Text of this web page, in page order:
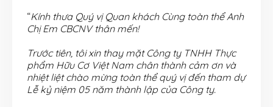
“Kính thưa Quý vị Quan khách Cùng toàn thể Anh
Chị Em CBCNV thân mến!
Trước tiên, tôi xin thay mặt Công ty TNHH Thực
phẩm Hữu Cơ Việt Nam chân thành cảm ơn và
nhiệt liệt chào mừng toàn thể quý vị đến tham dự
Lễ kỷ niệm 05 năm thành lập của Công ty.